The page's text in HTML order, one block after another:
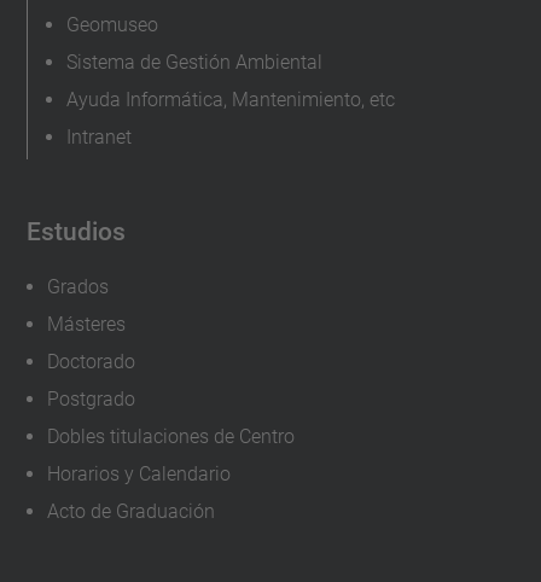
Estudios
Grados
Másteres
Doctorado
Postgrado
Dobles titulaciones de Centro
Horarios y Calendario
Acto de Graduación
Geomuseo
Sistema de Gestión Ambiental
Ayuda Informática, Mantenimiento, etc
Intranet